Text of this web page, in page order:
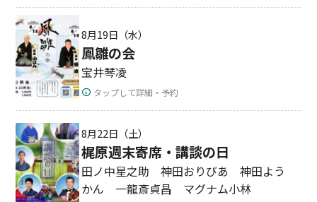
8月19日（水）
鳳雛の会
宝井琴凌
タップして詳細・予約
8月22日（土）
梶原週末寄席・講談の日
田ノ中星之助 神田おりびあ 神田よう
かん 一龍斎貞昌 マグナム小林